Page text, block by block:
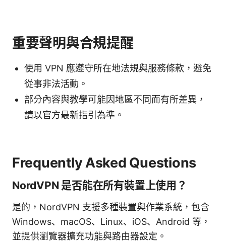
重要聲明與合規提醒
使用 VPN 應遵守所在地法規與服務條款，避免
從事非法活動。
部分內容與教學可能因地區不同而有所差異，
請以官方最新指引為準。
Frequently Asked Questions
NordVPN 是否能在所有裝置上使用？
是的，NordVPN 支援多種裝置與作業系統，包含
Windows、macOS、Linux、iOS、Android 等，
並提供瀏覽器擴充功能與路由器設定。